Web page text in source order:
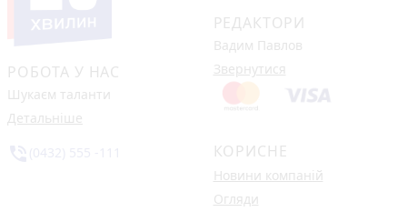
РОБОТА У НАС
Шукаєм таланти
Детальніше
РЕДАКТОРИ
Вадим Павлов
Звернутися
КОРИСНЕ
Новини компаній
Огляди